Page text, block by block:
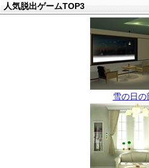
人気脱出ゲームTOP3
雪の日の